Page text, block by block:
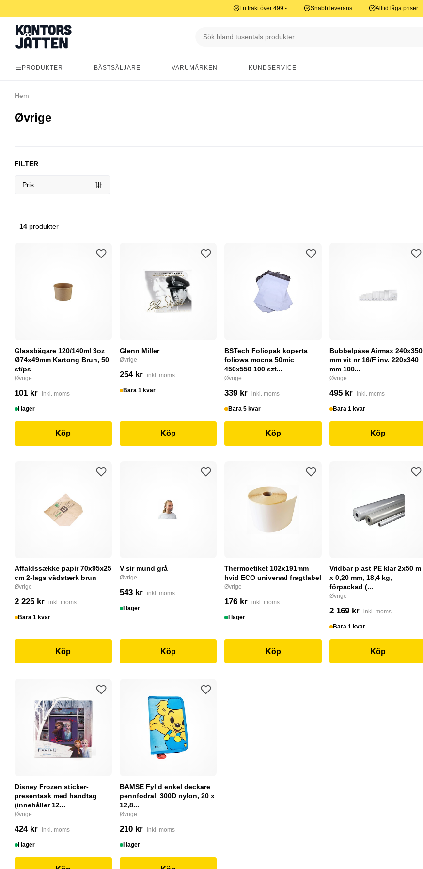
Fri frakt över 499:- Snabb leverans Alltid låga priser
PRODUKTER BÄSTSÄLJARE VARUMÄRKEN KUNDSERVICE
Hem
Øvrige
FILTER
Pris
14 produkter
Glassbägare 120/140ml 3oz
Ø74x49mm Kartong Brun, 50
st/ps
Øvrige
101 kr inkl. moms
I lager
Köp
Glenn Miller
Øvrige
254 kr inkl. moms
Bara 1 kvar
Köp
BSTech Foliopak koperta
foliowa mocna 50mic
450x550 100 szt...
Øvrige
339 kr inkl. moms
Bara 5 kvar
Köp
Bubbelpåse Airmax 240x350
mm vit nr 16/F inv. 220x340
mm 100...
Øvrige
495 kr inkl. moms
Bara 1 kvar
Köp
Affaldssække papir 70x95x25
cm 2-lags vådstærk brun
Øvrige
2 225 kr inkl. moms
Bara 1 kvar
Köp
Visir mund grå
Øvrige
543 kr inkl. moms
I lager
Köp
Thermoetiket 102x191mm
hvid ECO universal fragtlabel
Øvrige
176 kr inkl. moms
I lager
Köp
Vridbar plast PE klar 2x50 m
x 0,20 mm, 18,4 kg,
förpackad (...
Øvrige
2 169 kr inkl. moms
Bara 1 kvar
Köp
Disney Frozen sticker-
presentask med handtag
(innehåller 12...
Øvrige
424 kr inkl. moms
I lager
BAMSE Fylld enkel deckare
pennfodral, 300D nylon, 20 x
12,8...
Øvrige
210 kr inkl. moms
I lager